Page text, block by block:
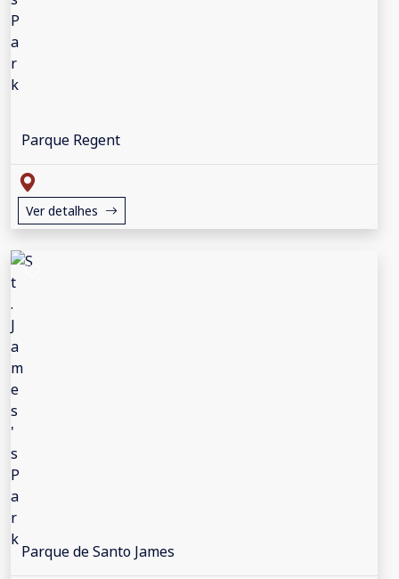
Parque Regent
Ver detalhes
Parque de Santo James